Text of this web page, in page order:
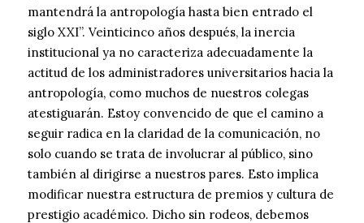
mantendrá la antropología hasta bien entrado el
siglo XXI”. Veinticinco años después, la inercia
institucional ya no caracteriza adecuadamente la
actitud de los administradores universitarios hacia la
antropología, como muchos de nuestros colegas
atestiguarán. Estoy convencido de que el camino a
seguir radica en la claridad de la comunicación, no
solo cuando se trata de involucrar al público, sino
también al dirigirse a nuestros pares. Esto implica
modificar nuestra estructura de premios y cultura de
prestigio académico. Dicho sin rodeos, debemos